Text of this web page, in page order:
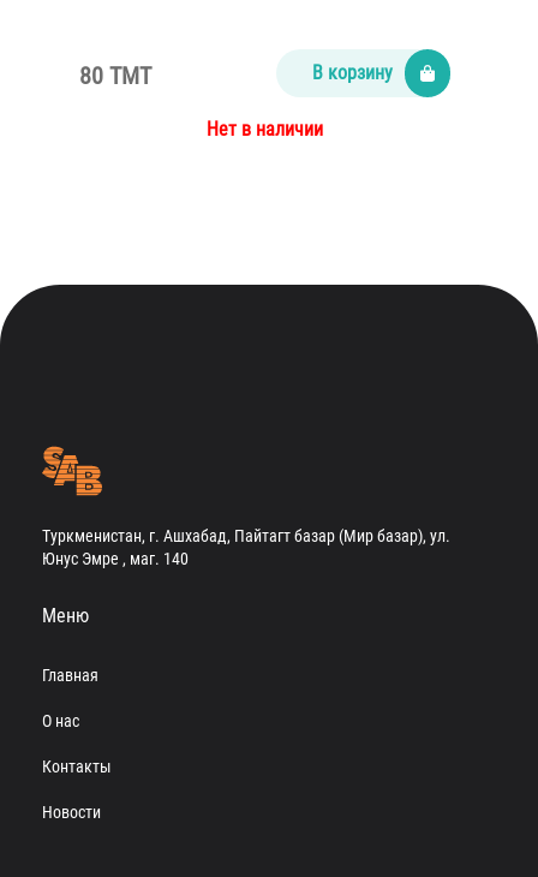
80 TMT В корзину
Нет в наличии
Туркменистан, г. Ашхабад, Пайтагт базар (Мир базар), ул.
Юнус Эмре , маг. 140
Меню
Главная
О нас
Контакты
Новости